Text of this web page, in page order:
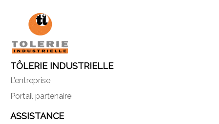
TÔLERIE INDUSTRIELLE
L’entreprise
Portail partenaire
ASSISTANCE